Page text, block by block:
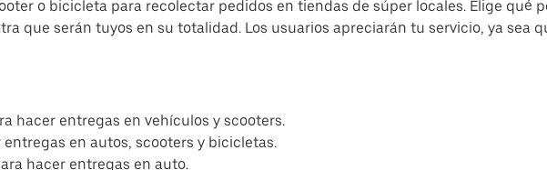
o bicicleta para recolectar pedidos en tiendas de súper locales. Elige qué
que serán tuyos en su totalidad. Los usuarios apreciarán tu servicio, ya sea
hacer entregas en vehículos y scooters.
en autos, scooters y bicicletas.
hacer entregas en auto.